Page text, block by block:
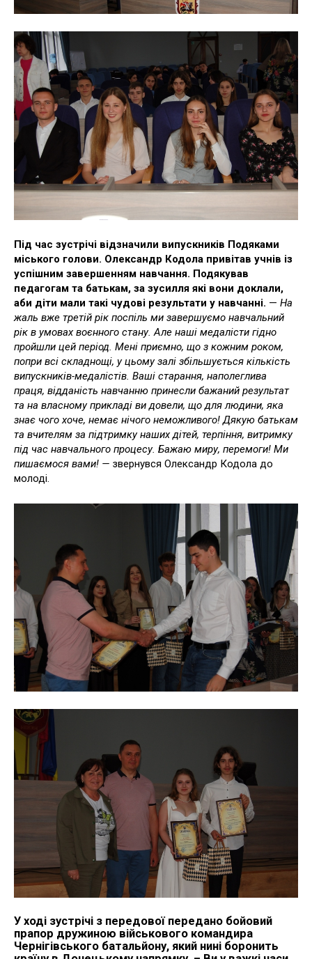
Під час зустрічі відзначили випускників Подяками
міського голови. Олександр Кодола привітав учнів із
успішним завершенням навчання. Подякував
педагогам та батькам, за зусилля які вони доклали,
аби діти мали такі чудові результати у навчанні. — На
жаль вже третій рік поспіль ми завершуємо навчальний
рік в умовах воєнного стану. Але наші медалісти гідно
пройшли цей період. Мені приємно, що з кожним роком,
попри всі складнощі, у цьому залі збільшується кількість
випускників-медалістів. Ваші старання, наполеглива
праця, відданість навчанню принесли бажаний результат
та на власному прикладі ви довели, що для людини, яка
знає чого хоче, немає нічого неможливого! Дякую батькам
та вчителям за підтримку наших дітей, терпіння, витримку
під час навчального процесу. Бажаю миру, перемоги! Ми
пишаємося вами! — звернувся Олександр Кодола до
молоді.
У ході зустрічі з передової передано бойовий
прапор дружиною військового командира
Чернігівського батальйону, який нині боронить